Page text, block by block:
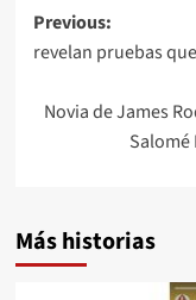
Navegación
de
entradas
Previous:
revelan pruebas
Novia de James
Salomé
Más historias